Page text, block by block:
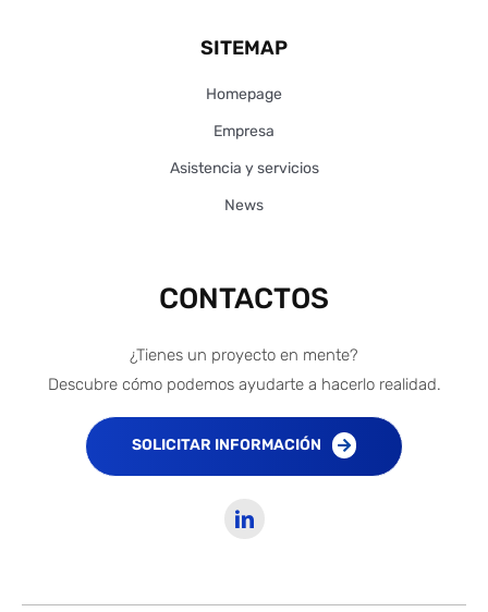
SITEMAP
Homepage
Empresa
Asistencia y servicios
News
CONTACTOS
¿Tienes un proyecto en mente?
Descubre cómo podemos ayudarte a hacerlo realidad.
SOLICITAR INFORMACIÓN